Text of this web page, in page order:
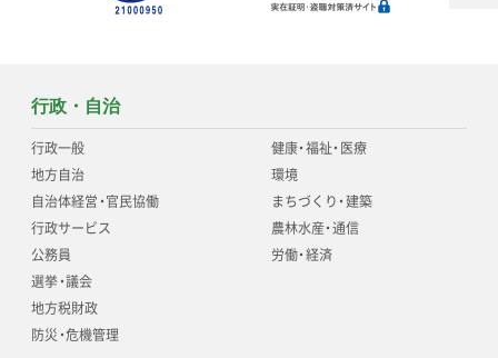
行政・自治
行政一般
地方自治
自治体経営・官民協働
行政サービス
公務員
選挙・議会
地方税財政
防災・危機管理
健康・福祉・医療
環境
まちづくり・建築
農林水産・通信
労働・経済